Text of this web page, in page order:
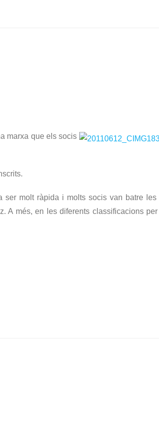
marxa que els socis
molt ràpida i molts socis van batre les
A més, en les diferents classificacions